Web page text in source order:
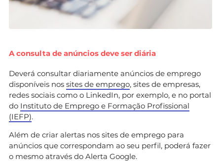
A consulta de anúncios deve ser diária
Deverá consultar diariamente anúncios de emprego
disponíveis nos sites de emprego, sites de empresas,
redes sociais como o LinkedIn, por exemplo, e no portal
do Instituto de Emprego e Formação Profissional
(IEFP).
Além de criar alertas nos sites de emprego para
anúncios que correspondam ao seu perfil, poderá fazer
o mesmo através do Alerta Google.